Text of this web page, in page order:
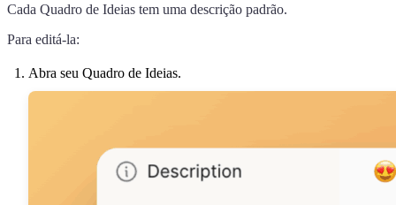
Cada Quadro de Ideias tem uma descrição padrão.
Para editá-la:
Abra seu Quadro de Ideias.